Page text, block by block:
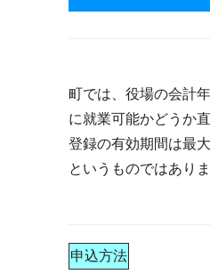
町では、役場の会計
に就業可能かどうか
登録の有効期間は最
というものではありま
申込方法